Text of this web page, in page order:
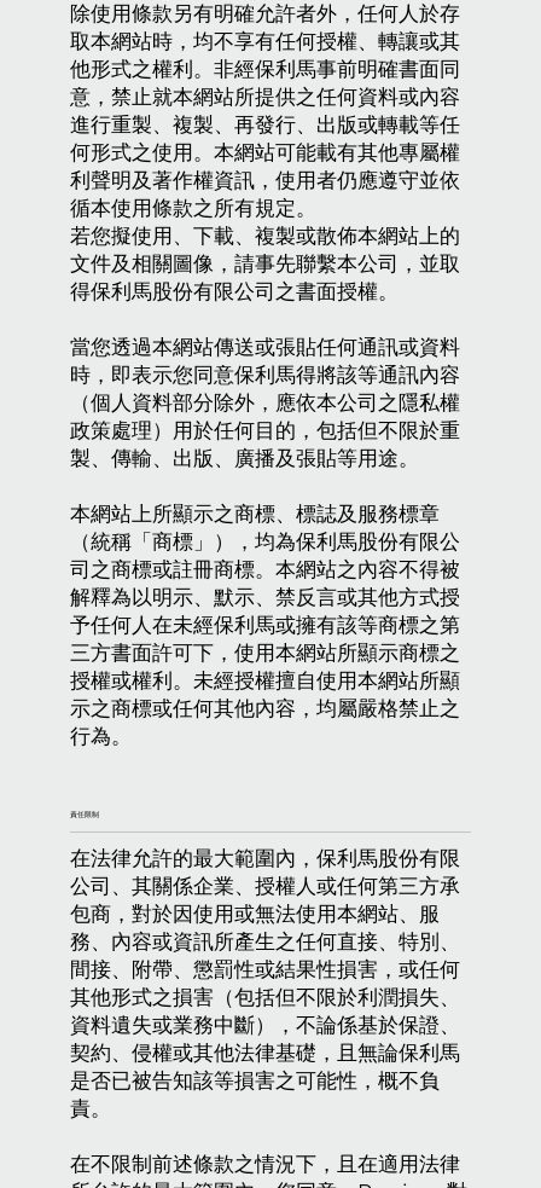
除使用條款另有明確允許者外，任何人於存
取本網站時，均不享有任何授權、轉讓或其
他形式之權利。非經保利馬事前明確書面同
意，禁止就本網站所提供之任何資料或內容
進行重製、複製、再發行、出版或轉載等任
何形式之使用。本網站可能載有其他專屬權
利聲明及著作權資訊，使用者仍應遵守並依
循本使用條款之所有規定。
若您擬使用、下載、複製或散佈本網站上的
文件及相關圖像，請事先聯繫本公司，並取
得保利馬股份有限公司之書面授權。
當您透過本網站傳送或張貼任何通訊或資料
時，即表示您同意保利馬得將該等通訊內容
（個人資料部分除外，應依本公司之隱私權
政策處理）用於任何目的，包括但不限於重
製、傳輸、出版、廣播及張貼等用途。
本網站上所顯示之商標、標誌及服務標章
（統稱「商標」），均為保利馬股份有限公
司之商標或註冊商標。本網站之內容不得被
解釋為以明示、默示、禁反言或其他方式授
予任何人在未經保利馬或擁有該等商標之第
三方書面許可下，使用本網站所顯示商標之
授權或權利。未經授權擅自使用本網站所顯
示之商標或任何其他內容，均屬嚴格禁止之
行為。
責任限制
在法律允許的最大範圍內，保利馬股份有限
公司、其關係企業、授權人或任何第三方承
包商，對於因使用或無法使用本網站、服
務、內容或資訊所產生之任何直接、特別、
間接、附帶、懲罰性或結果性損害，或任何
其他形式之損害（包括但不限於利潤損失、
資料遺失或業務中斷），不論係基於保證、
契約、侵權或其他法律基礎，且無論保利馬
是否已被告知該等損害之可能性，概不負
責。
在不限制前述條款之情況下，且在適用法律